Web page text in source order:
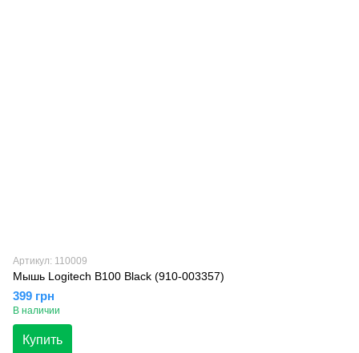
Артикул: 110009
Мышь Logitech B100 Black (910-003357)
399 грн
В наличии
Купить